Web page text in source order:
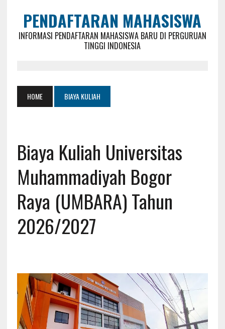
PENDAFTARAN MAHASISWA
INFORMASI PENDAFTARAN MAHASISWA BARU DI PERGURUAN
TINGGI INDONESIA
HOME BIAYA KULIAH
Biaya Kuliah Universitas
Muhammadiyah Bogor
Raya (UMBARA) Tahun
2026/2027